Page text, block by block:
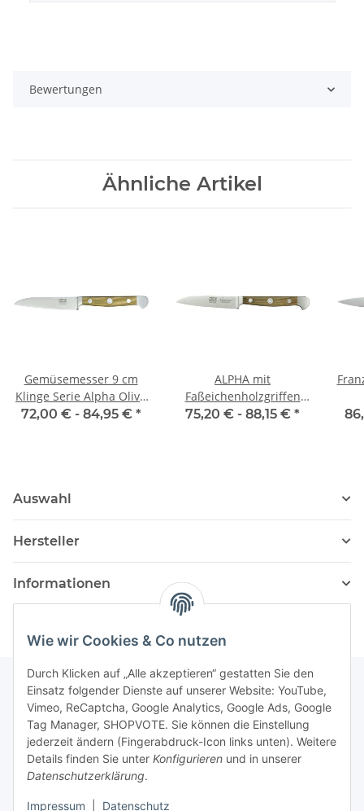
Wie wir Cookies & Co nutzen
Durch Klicken auf „Alle akzeptieren“ gestatten Sie den
Einsatz folgender Dienste auf unserer Website: YouTube,
Vimeo, ReCaptcha, Google Analytics, Google Ads, Google
Tag Manager, SHOPVOTE. Sie können die Einstellung
jederzeit ändern (Fingerabdruck-Icon links unten). Weitere
Details finden Sie unter Konfigurieren und in unserer
Datenschutzerklärung.
Impressum Datenschutz
Bewertungen
Ähnliche Artikel
Gemüsemesser 9 cm
Klinge Serie Alpha Olive
von Güde
72,00 € - 84,95 € *
ALPHA mit
Faßeichenholzgriffen
Gemüsemesser
75,20 € - 88,15 € *
Auswahl
Hersteller
Informationen
Newsletter Abonnieren
Bitte senden Sie mir entsprechend Ihrer
Datenschutzerklärungregelmäßig und jederzeit widerruflich
Informationen zu Ihrem Produktsortiment per E-Mail zu.